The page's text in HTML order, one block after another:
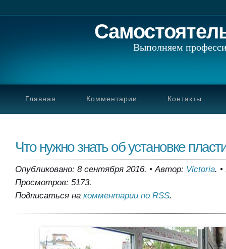
Выполняем
Главная Комментарии Контакты
Что нужно знать об установке
Опубликовано: 8 сентября 2016. •Автор: Victoria. •
Просмотров: 5173.
Подписаться на комментарии по RSS.